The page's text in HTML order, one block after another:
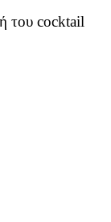
του cocktail